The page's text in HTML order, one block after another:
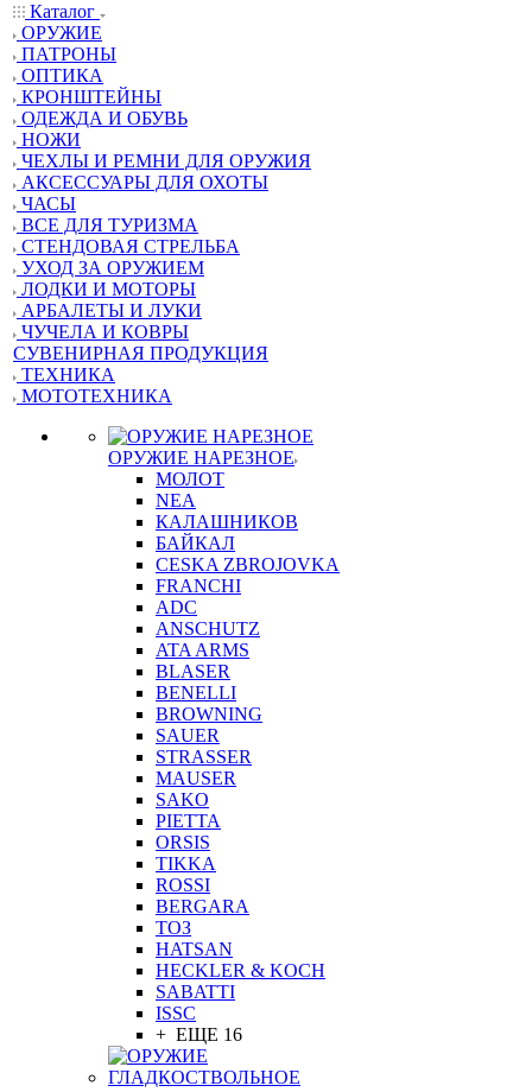
Каталог
ОРУЖИЕ
ПАТРОНЫ
ОПТИКА
КРОНШТЕЙНЫ
ОДЕЖДА И ОБУВЬ
НОЖИ
ЧЕХЛЫ И РЕМНИ ДЛЯ ОРУЖИЯ
АКСЕССУАРЫ ДЛЯ ОХОТЫ
ЧАСЫ
ВСЕ ДЛЯ ТУРИЗМА
СТЕНДОВАЯ СТРЕЛЬБА
УХОД ЗА ОРУЖИЕМ
ЛОДКИ И МОТОРЫ
АРБАЛЕТЫ И ЛУКИ
ЧУЧЕЛА И КОВРЫ
СУВЕНИРНАЯ ПРОДУКЦИЯ
ТЕХНИКА
МОТОТЕХНИКА
ОРУЖИЕ НАРЕЗНОЕ
МОЛОТ
NEA
КАЛАШНИКОВ
БАЙКАЛ
CESKA ZBROJOVKA
FRANCHI
ADC
ANSCHUTZ
ATA ARMS
BLASER
BENELLI
BROWNING
SAUER
STRASSER
MAUSER
SAKO
PIETTA
ORSIS
TIKKA
ROSSI
BERGARA
ТОЗ
HATSAN
HECKLER & KOCH
SABATTI
ISSC
+ ЕЩЕ 16